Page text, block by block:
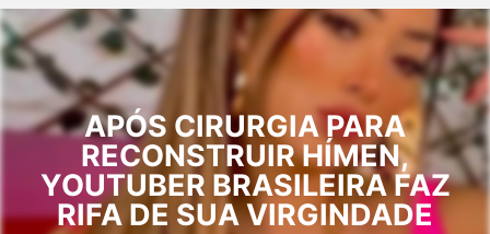
APÓS CIRURGIA PARA
RECONSTRUIR HÍMEN,
YOUTUBER BRASILEIRA FAZ
RIFA DE SUA VIRGINDADE